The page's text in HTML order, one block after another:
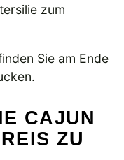
zum
Sie am Ende
CAJUN
ZU